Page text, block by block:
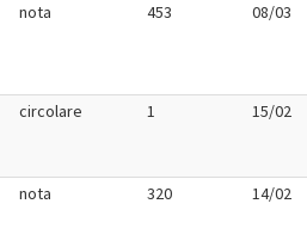
nota 453 08/03
circolare 1 15/02
nota 320 14/02